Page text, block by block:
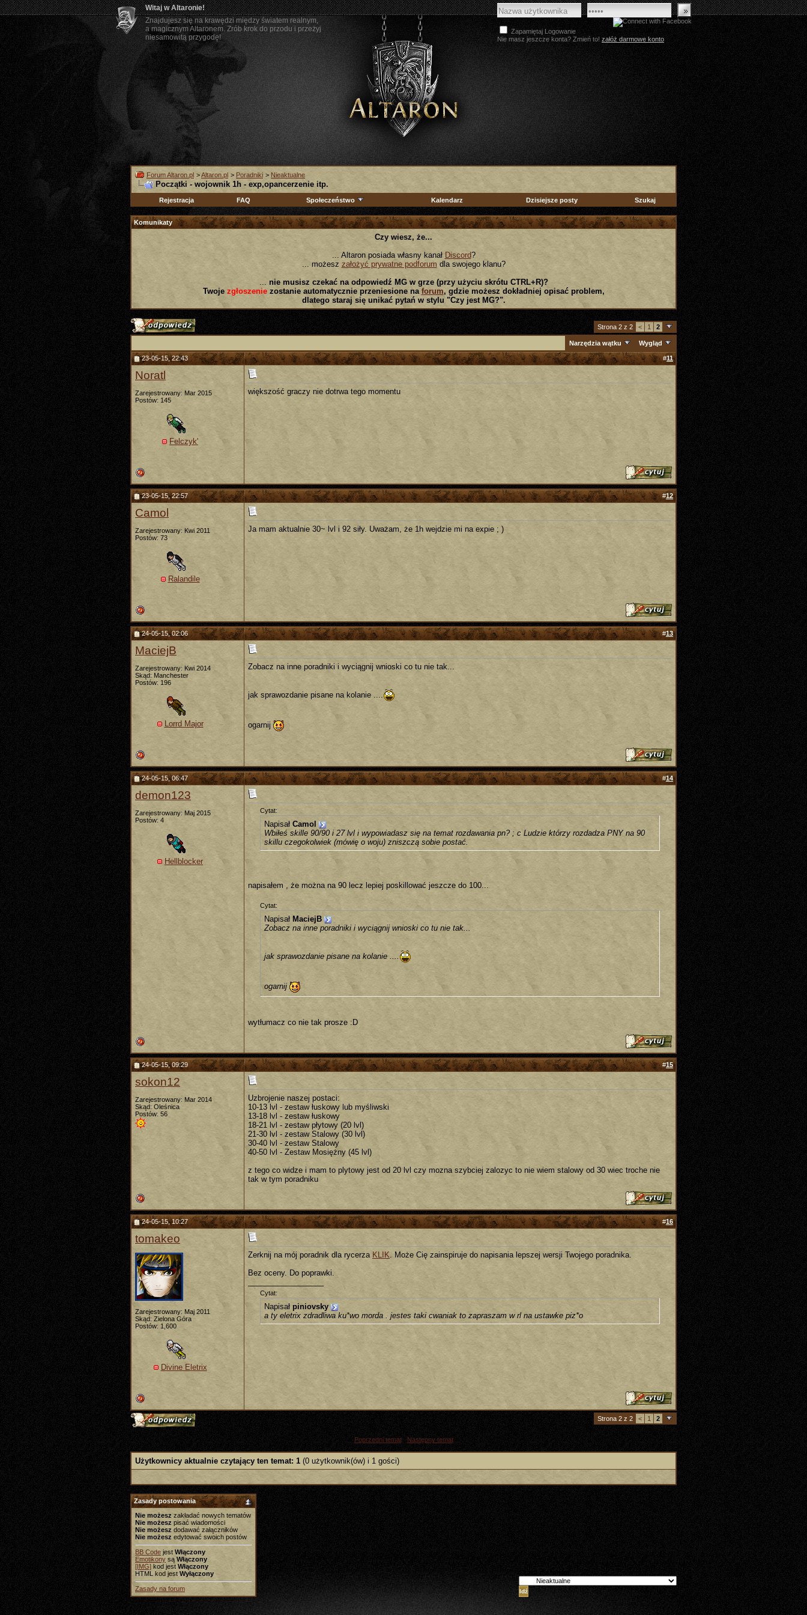
Witaj w Altaronie!
Znajdujesz się na krawędzi między światem realnym,
a magicznym Altaronem. Zrób krok do przodu i przeżyj
niesamowitą przygodę!
Zapamiętaj Logowanie
Nie masz jeszcze konta? Zmień to! załóż darmowe konto
Forum Altaron.pl >Altaron.pl > Poradniki > Nieaktualne
Początki - wojownik 1h - exp,opancerzenie itp.
Rejestracja FAQ Społeczeństwo Kalendarz Dzisiejsze posty Szukaj
Komunikaty
Czy wiesz, że...
... Altaron posiada własny kanał Discord?
... możesz założyć prywatne podforum dla swojego klanu?
... nie musisz czekać na odpowiedź MG w grze (przy użyciu skrótu CTRL+R)?
Twoje zgłoszeniezostanie automatycznie przeniesione na forum, gdzie możesz dokładniej opisać problem,
dlatego staraj się unikać pytań w stylu "Czy jest MG?".
Strona 2 z 2 < 1 2
Narzędzia wątku Wygląd
23-05-15, 22:43 #11
Noratl
Zarejestrowany: Mar 2015
Postów: 145
Felczyk'
większość graczy nie dotrwa tego momentu
23-05-15, 22:57 #12
Camol
Zarejestrowany: Kwi 2011
Postów: 73
Ralandile
Ja mam aktualnie 30~ lvl i 92 siły. Uważam, że 1h wejdzie mi na expie ; )
24-05-15, 02:06 #13
MaciejB
Zarejestrowany: Kwi 2014
Skąd: Manchester
Postów: 196
Lorrd Major
Zobacz na inne poradniki i wyciągnij wnioski co tu nie tak...
jak sprawozdanie pisane na kolanie ....
ogarnij
24-05-15, 06:47 #14
demon123
Zarejestrowany: Maj 2015
Postów: 4
Hellblocker
Cytat:
Napisał Camol
Wbiłeś skille 90/90 i 27 lvl i wypowiadasz się na temat rozdawania pn? ; c Ludzie którzy rozdadza PNY na 90
skillu czegokolwiek (mówię o woju) zniszczą sobie postać.
napisałem , że można na 90 lecz lepiej poskillować jeszcze do 100...
Cytat:
Napisał MaciejB
Zobacz na inne poradniki i wyciągnij wnioski co tu nie tak...
jak sprawozdanie pisane na kolanie ....
ogarnij
wytłumacz co nie tak prosze :D
24-05-15, 09:29 #15
sokon12
Zarejestrowany: Mar 2014
Skąd: Oleśnica
Postów: 56
Uzbrojenie naszej postaci:
10-13 lvl - zestaw łuskowy lub myśliwski
13-18 lvl - zestaw łuskowy
18-21 lvl - zestaw płytowy (20 lvl)
21-30 lvl - zestaw Stalowy (30 lvl)
30-40 lvl - zestaw Stalowy
40-50 lvl - Zestaw Mosiężny (45 lvl)
z tego co widze i mam to plytowy jest od 20 lvl czy mozna szybciej zalozyc to nie wiem stalowy od 30 wiec troche nie
tak w tym poradniku
24-05-15, 10:27 #16
tomakeo
Zarejestrowany: Maj 2011
Skąd: Zielona Góra
Postów: 1,600
Divine Eletrix
Zerknij na mój poradnik dla rycerza KLIK. Może Cię zainspiruje do napisania lepszej wersji Twojego poradnika.
Bez oceny. Do poprawki.
__________________
Cytat:
Napisał piniovsky
a ty eletrix zdradliwa ku*wo morda . jestes taki cwaniak to zapraszam w rl na ustawke piz*o
Strona 2 z 2 < 1 2
Poprzedni temat| Następny temat
Użytkownicy aktualnie czytający ten temat: 1 (0 użytkownik(ów) i 1 gości)
Zasady postowania
Nie możesz zakładać nowych tematów
Nie możesz pisać wiadomości
Nie możesz dodawać załączników
Nie możesz edytować swoich postów
BB Code jest Włączony
Emotikony są Włączony
[IMG] kod jest Włączony
HTML kod jest Wyłączony
Zasady na forum